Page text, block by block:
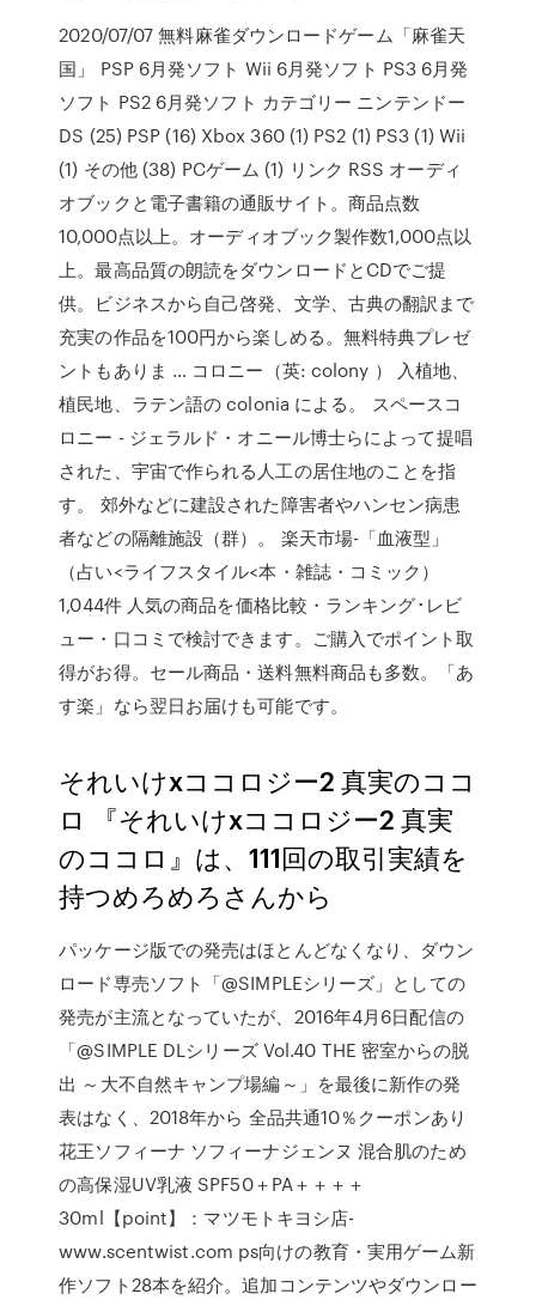
2020/07/07 無料麻雀ダウンロードゲーム「麻雀天
国」 PSP 6月発ソフト Wii 6月発ソフト PS3 6月発
ソフト PS2 6月発ソフト カテゴリー ニンテンドー
DS (25) PSP (16) Xbox 360 (1) PS2 (1) PS3 (1) Wii
(1) その他 (38) PCゲーム (1) リンク RSS オーディ
オブックと電子書籍の通販サイト。商品点数
10,000点以上。オーディオブック製作数1,000点以
上。最高品質の朗読をダウンロードとCDでご提
供。ビジネスから自己啓発、文学、古典の翻訳まで
充実の作品を100円から楽しめる。無料特典プレゼ
ントもありま … コロニー（英: colony ） 入植地、
植民地、ラテン語の colonia による。 スペースコ
ロニー - ジェラルド・オニール博士らによって提唱
された、宇宙で作られる人工の居住地のことを指
す。 郊外などに建設された障害者やハンセン病患
者などの隔離施設（群）。 楽天市場-「血液型」
（占い<ライフスタイル<本・雑誌・コミック）
1,044件 人気の商品を価格比較・ランキング･レビ
ュー・口コミで検討できます。ご購入でポイント取
得がお得。セール商品・送料無料商品も多数。「あ
す楽」なら翌日お届けも可能です。
それいけxココロジー2 真実のココ
ロ 『それいけxココロジー2 真実
のココロ』は、111回の取引実績を
持つめろめろさんから
パッケージ版での発売はほとんどなくなり、ダウン
ロード専売ソフト「@SIMPLEシリーズ」としての
発売が主流となっていたが、2016年4月6日配信の
「@SIMPLE DLシリーズ Vol.40 THE 密室からの脱
出 ～大不自然キャンプ場編～」を最後に新作の発
表はなく、2018年から 全品共通10％クーポンあり
花王ソフィーナ ソフィーナジェンヌ 混合肌のため
の高保湿UV乳液 SPF50＋PA＋＋＋＋
30ml【point】：マツモトキヨシ店-
www.scentwist.com ps向けの教育・実用ゲーム新
作ソフト28本を紹介。追加コンテンツやダウンロー